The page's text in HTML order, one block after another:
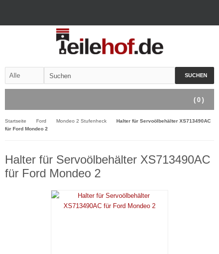
SUCHEN
( 0 )
Startseite Ford Mondeo 2 Stufenheck
Halter für Servoölbehälter XS713490AC
für Ford Mondeo 2
Halter für Servoölbehälter XS713490AC
für Ford Mondeo 2